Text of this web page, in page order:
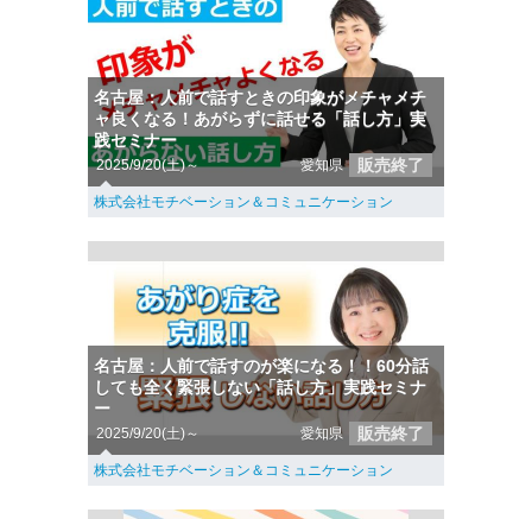
名古屋：人前で話すときの印象がメチャメチ
ャ良くなる！あがらずに話せる「話し方」実
践セミナー
2025/9/20(土)～ 愛知県 販売終了
株式会社モチベーション＆コミュニケーション
名古屋：人前で話すのが楽になる！！60分話
しても全く緊張しない「話し方」実践セミナ
ー
2025/9/20(土)～ 愛知県 販売終了
株式会社モチベーション＆コミュニケーション